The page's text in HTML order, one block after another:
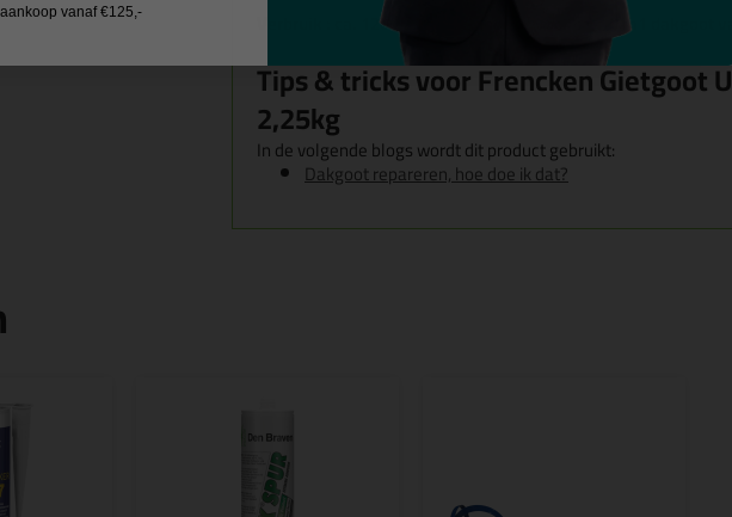
Verbruik : ca. 1200 g/m², voldoende voor ca. 10 m1 dakgoot
Tips & tricks voor Frencken Gietgoot
2,25kg
In de volgende blogs wordt dit product gebruikt:
Dakgoot repareren, hoe doe ik dat?
vanaf €125,-